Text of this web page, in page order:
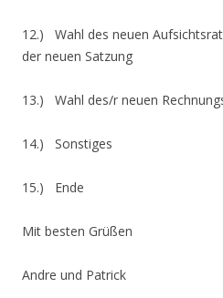
12.) Wahl des neuen
der neuen Satzung
13.) Wahl des/r neuen
14.) Sonstiges
15.) Ende
Mit besten Grüßen
Andre und Patrick